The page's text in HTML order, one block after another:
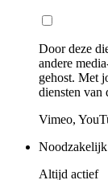
Door deze
andere
gehost. Met
diensten van
Vimeo,
Noodzakelijk
Altijd actief